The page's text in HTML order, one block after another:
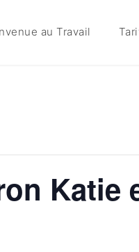
au Travail
Katie